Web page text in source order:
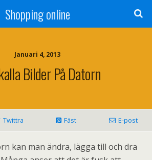
Shopping online
Januari 4, 2013
Bilder På Datorn
Twittra Fäst E-post
kan man ändra, lägga till och dra